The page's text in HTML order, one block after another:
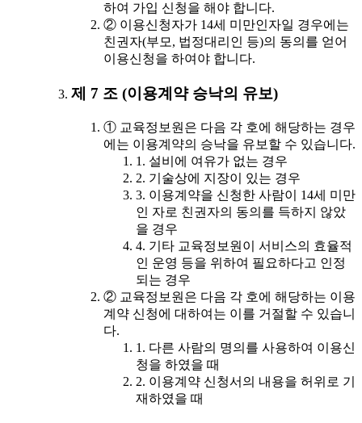
하여 가입 신청을 해야 합니다.
② 이용신청자가 14세 미만인자일 경우에는
친권자(부모, 법정대리인 등)의 동의를 얻어
이용신청을 하여야 합니다.
제 7 조 (이용계약 승낙의 유보)
① 교육정보원은 다음 각 호에 해당하는 경우
에는 이용계약의 승낙을 유보할 수 있습니다.
1. 설비에 여유가 없는 경우
2. 기술상에 지장이 있는 경우
3. 이용계약을 신청한 사람이 14세 미만
인 자로 친권자의 동의를 득하지 않았
을 경우
4. 기타 교육정보원이 서비스의 효율적
인 운영 등을 위하여 필요하다고 인정
되는 경우
② 교육정보원은 다음 각 호에 해당하는 이용
계약 신청에 대하여는 이를 거절할 수 있습니
다.
1. 다른 사람의 명의를 사용하여 이용신
청을 하였을 때
2. 이용계약 신청서의 내용을 허위로 기
재하였을 때